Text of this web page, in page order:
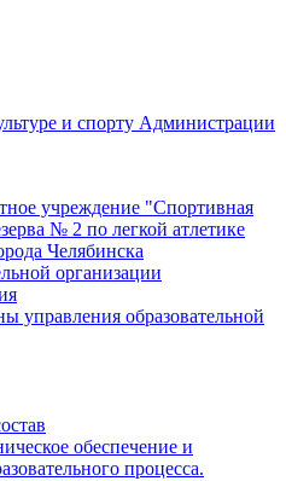
и спорту Администрации
учреждение "Спортивная
№ 2 по легкой атлетике
Челябинска
организации
управления образовательной
обеспечение и
процесса.